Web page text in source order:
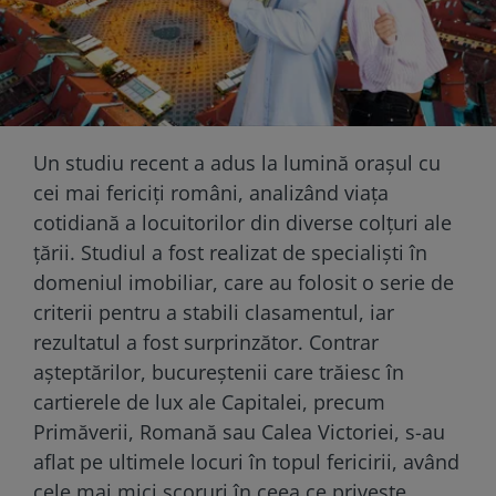
Un studiu recent a adus la lumină orașul cu
cei mai fericiți români, analizând viața
cotidiană a locuitorilor din diverse colțuri ale
țării. Studiul a fost realizat de specialiști în
domeniul imobiliar, care au folosit o serie de
criterii pentru a stabili clasamentul, iar
rezultatul a fost surprinzător. Contrar
așteptărilor, bucureștenii care trăiesc în
cartierele de lux ale Capitalei, precum
Primăverii, Romană sau Calea Victoriei, s-au
aflat pe ultimele locuri în topul fericirii, având